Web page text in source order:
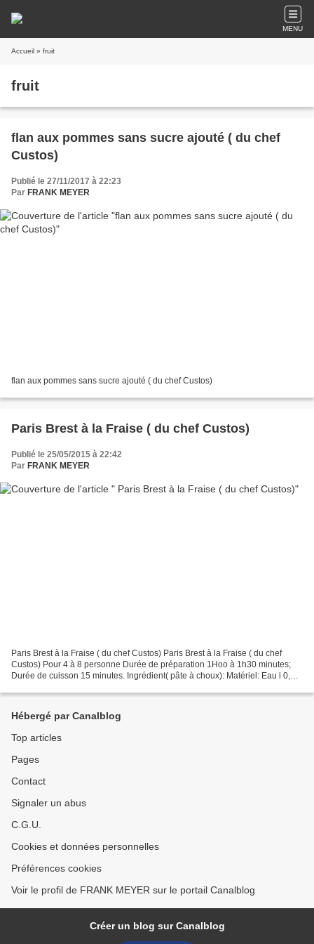
MENU
Accueil » fruit
fruit
flan aux pommes sans sucre ajouté ( du chef
Custos)
Publié le 27/11/2017 à 22:23
Par FRANK MEYER
flan aux pommes sans sucre ajouté ( du chef Custos)
Paris Brest à la Fraise ( du chef Custos)
Publié le 25/05/2015 à 22:42
Par FRANK MEYER
Paris Brest à la Fraise ( du chef Custos) Paris Brest à la Fraise ( du chef
Custos) Pour 4 à 8 personne Durée de préparation 1Hoo à 1h30 minutes;
Durée de cuisson 15 minutes. Ingrédient( pâte à choux): Matériel: Eau l 0,25l
Hébergé par Canalblog
Top articles
Pages
Contact
Signaler un abus
C.G.U.
Cookies et données personnelles
Préférences cookies
Voir le profil de FRANK MEYER sur le portail Canalblog
Créer un blog sur Canalblog